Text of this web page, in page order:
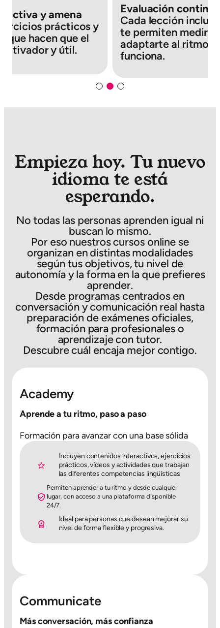
y amena
prácticos y
que hacen que el
y útil.
Evaluación
Cada lección
te permiten medir
adaptarte al ritmo
funciona.
Empieza hoy. Tu nuevo
idioma te está
esperando.
No todas las personas aprenden igual ni
buscan lo mismo.
Por eso nuestros cursos online se
organizan en distintas modalidades
según tus objetivos, tu nivel de
autonomía y la forma en la que prefieres
aprender.
Desde programas centrados en
conversación y comunicación real hasta
preparación de exámenes oficiales,
formación para profesionales o
aprendizaje con tutor.
Descubre cuál encaja mejor contigo.
Academy
Aprende a tu ritmo, paso a paso
Formación para avanzar con una base sólida
Incluyen contenidos interactivos, ejercicios
prácticos, vídeos y actividades que trabajan
las diferentes competencias lingüísticas
Permiten aprender a tu ritmo y desde cualquier
lugar, con acceso a una plataforma disponible
24/7.
Ideal para personas que desean mejorar su
nivel de forma flexible y progresiva.
Communicate
Más conversación, más confianza